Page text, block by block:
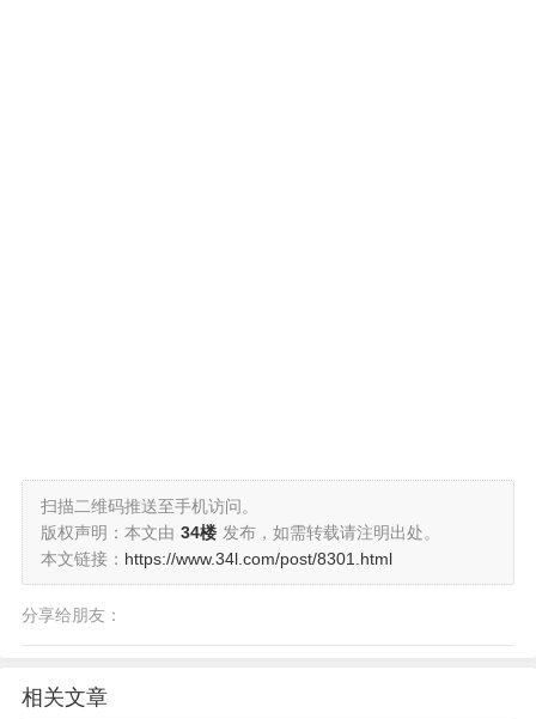
扫描二维码推送至手机访问。
版权声明：本文由 34楼 发布，如需转载请注明出处。
本文链接： https://www.34l.com/post/8301.html
分享给朋友：
相关文章